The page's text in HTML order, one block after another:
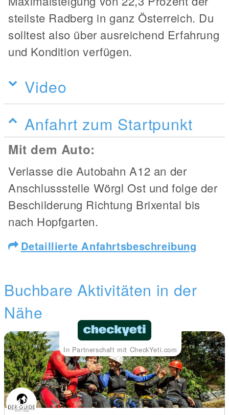
steilste Radberg in ganz Österreich. Du
solltest also über ausreichend Erfahrung
und Kondition verfügen.
Video
Anfahrt zum Startpunkt
Mit dem Auto:
Verlasse die Autobahn A12 an der
Anschlussstelle Wörgl Ost und folge der
Beschilderung Richtung Brixental bis
nach Hopfgarten.
Detaillierte Anfahrtsbeschreibung
Buchbare Aktivitäten in der
Nähe
In Partnerschaft mit CheckYeti.com